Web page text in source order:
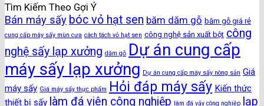
Tìm Kiếm Theo Gợi Ý
Bán máy sấy bóc vỏ hạt sen băm dăm gỗ băm gỗ giá rẻ
cung cấp máy sấy mùn cưa cách tách vỏ hạt sen công nghệ sản xuất bột công
nghệ sấy lạp xưởng dăm gỗ Dự án cung cấp
máy sấy lạp xưởng Dự án cung cấp máy sấy nông sản Giá
máy sấy Giá máy sấy thực phẩm Hỏi đáp máy sấy Kiến thức
thiết bị sấy làm đá viên công nghiệp làm đá vảy công nghiệp lạp